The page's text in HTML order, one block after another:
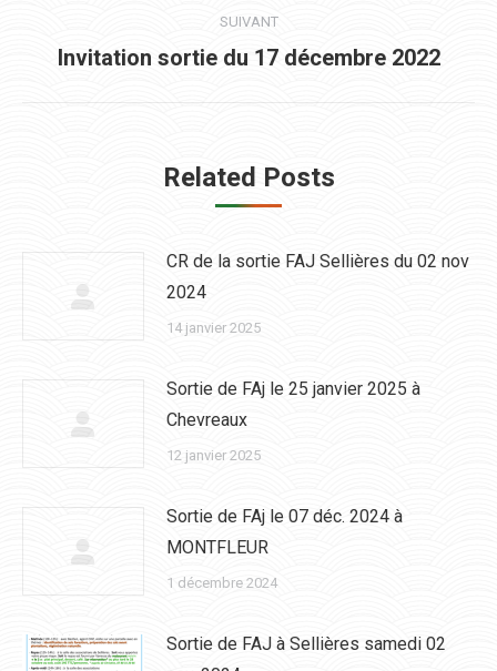
:
SUIVANT
Article
Invitation sortie du 17 décembre 2022
Related Posts
CR de la sortie FAJ Sellières du 02 nov
2024
14 janvier 2025
Sortie de FAj le 25 janvier 2025 à
Chevreaux
12 janvier 2025
Sortie de FAj le 07 déc. 2024 à
MONTFLEUR
1 décembre 2024
Sortie de FAJ à Sellières samedi 02